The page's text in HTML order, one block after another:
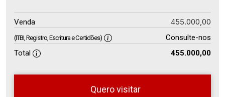
Venda 455.000,00
(ITBI, Registro, Escritura e Certidões)
Consulte-nos
Total
455.000,00
Quero visitar